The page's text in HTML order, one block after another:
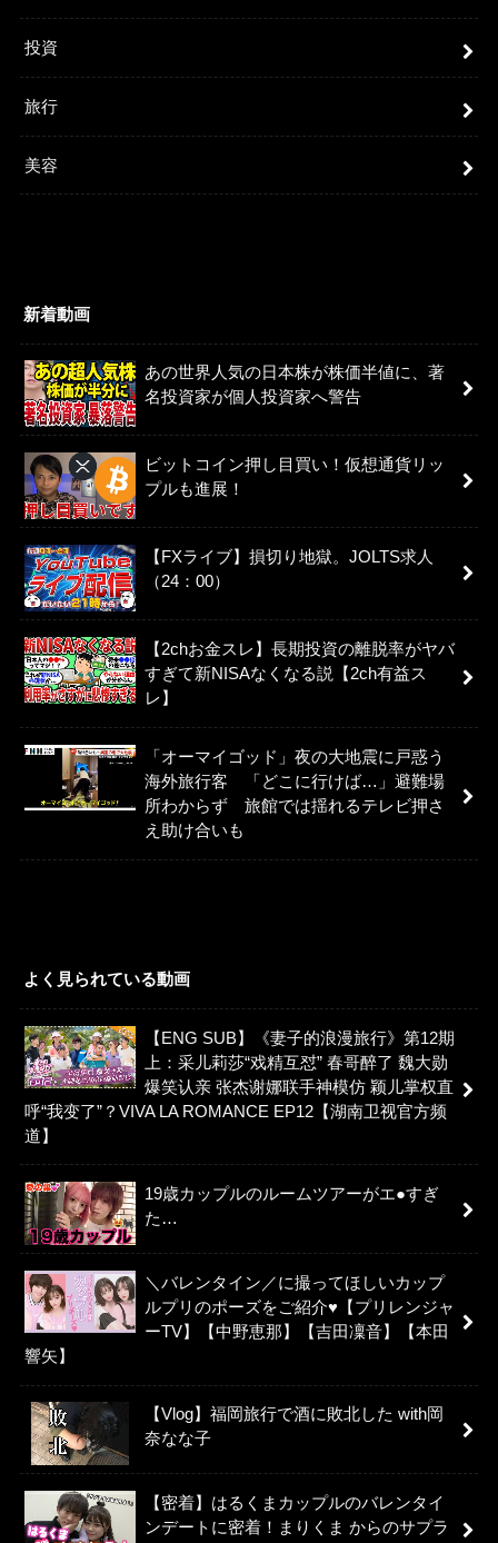
投資
旅行
美容
新着動画
あの世界人気の日本株が株価半値に、著
名投資家が個人投資家へ警告
ビットコイン押し目買い！仮想通貨リッ
プルも進展！
【FXライブ】損切り地獄。JOLTS求人
（24：00）
【2chお金スレ】長期投資の離脱率がヤバ
すぎて新NISAなくなる説【2ch有益ス
レ】
「オーマイゴッド」夜の大地震に戸惑う
海外旅行客 「どこに行けば…」避難場
所わからず 旅館では揺れるテレビ押さ
え助け合いも
よく見られている動画
【ENG SUB】《妻子的浪漫旅行》第12期
上：采儿莉莎“戏精互怼” 春哥醉了 魏大勋
爆笑认亲 张杰谢娜联手神模仿 颖儿掌权直
呼“我变了”？VIVA LA ROMANCE EP12【湖南卫视官方频
道】
19歳カップルのルームツアーがエ●すぎ
た…
＼バレンタイン／に撮ってほしいカップ
ルプリのポーズをご紹介♥【プリレンジャ
ーTV】【中野恵那】【吉田凜音】【本田
響矢】
【Vlog】福岡旅行で酒に敗北した with岡
奈なな子
【密着】はるくまカップルのバレンタイ
ンデートに密着！まりくま からのサプラ